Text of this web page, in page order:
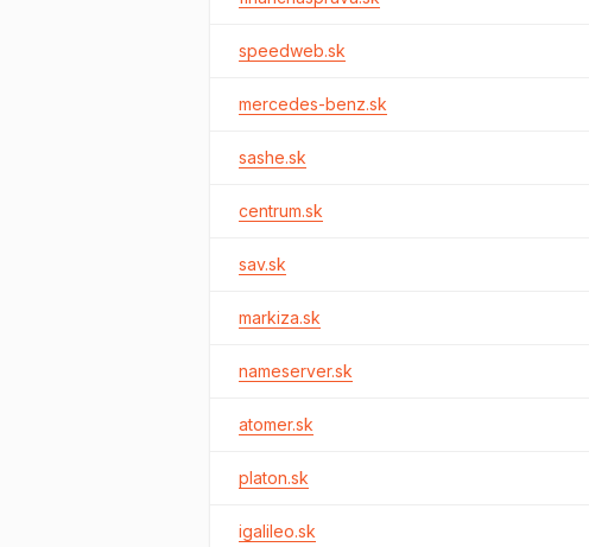
speedweb.sk
mercedes-benz.sk
sashe.sk
centrum.sk
sav.sk
markiza.sk
nameserver.sk
atomer.sk
platon.sk
igalileo.sk